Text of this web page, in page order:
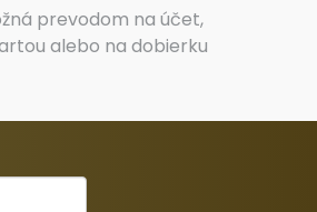
prevodom na účet,
alebo na dobierku